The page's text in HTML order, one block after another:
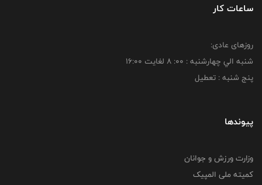
ساعات کار
روزهای عادی:
شنبه الي چهارشنبه : 00: 8 لغايت 16:00
پنج شنبه : تعطیل
پیوندها
وزارت ورزش و جوانان
کمیته ملی المپیک